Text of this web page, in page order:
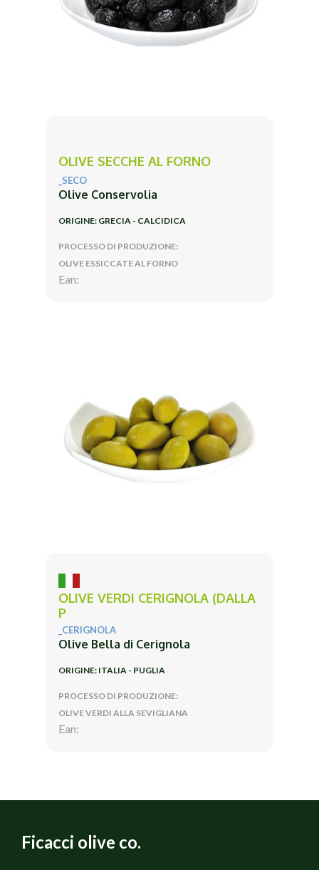
OLIVE SECCHE AL FORNO
_SECO
Olive Conservolia
ORIGINE: GRECIA - CALCIDICA
PROCESSO DI PRODUZIONE:
OLIVE ESSICCATE AL FORNO
Ean:
OLIVE VERDI CERIGNOLA (DALLA
P
_CERIGNOLA
Olive Bella di Cerignola
ORIGINE: ITALIA - PUGLIA
PROCESSO DI PRODUZIONE:
OLIVE VERDI ALLA SEVIGLIANA
Ean:
Ficacci olive co.